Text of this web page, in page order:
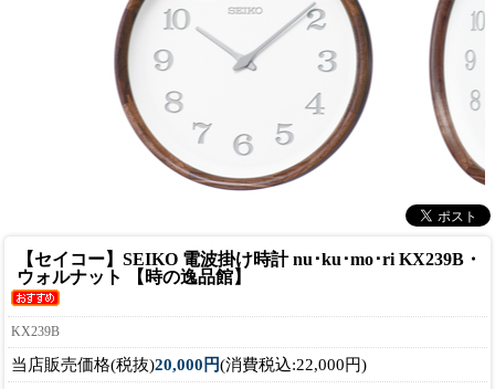
【セイコー】SEIKO 電波掛け時計 nu･ku･mo･ri KX239B・
ウォルナット 【時の逸品館】
KX239B
当店販売価格(税抜)20,000円(消費税込:22,000円)